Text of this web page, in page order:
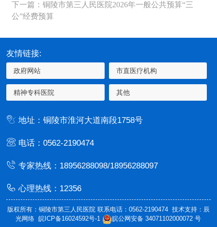
下一篇：铜陵市第三人民医院2026年一般公共预算“三
公”经费预算
友情链接:
地址：铜陵市淮河大道南段1758号
电话：0562-2190474
专家热线：18956288098/18956288097
心理热线：12356
版权所有：铜陵市第三人民医院 联系电话：0562-2190474 技术支持：辰
光网络皖ICP备16024592号-1 皖公网安备 34071102000072 号